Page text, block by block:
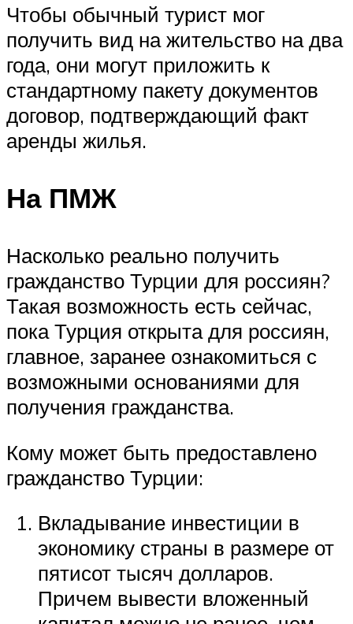
Чтобы обычный турист мог
получить вид на жительство на два
года, они могут приложить к
стандартному пакету документов
договор, подтверждающий факт
аренды жилья.
На ПМЖ
Насколько реально получить
гражданство Турции для россиян?
Такая возможность есть сейчас,
пока Турция открыта для россиян,
главное, заранее ознакомиться с
возможными основаниями для
получения гражданства.
Кому может быть предоставлено
гражданство Турции:
Вкладывание инвестиции в
экономику страны в размере от
пятисот тысяч долларов.
Причем вывести вложенный